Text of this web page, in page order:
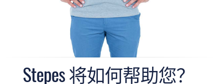
Stepes 将如何帮助您？